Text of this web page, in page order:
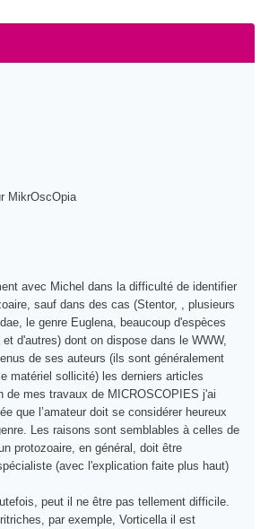
MikrOscOpia
avec Michel dans la difficulté de identifier
sauf dans des cas (Stentor, , plusieurs
le genre Euglena, beaucoup d'espèces
d'autres) dont on dispose dans le WWW,
de ses auteurs (ils sont généralement
matériel sollicité) les derniers articles
de mes travaux de MICROSCOPIES j'ai
que l’amateur doit se considérer heureux
Les raisons sont semblables à celles de
protozoaire, en général, doit être
(avec l'explication faite plus haut)
peut il ne être pas tellement difficile.
par exemple, Vorticella il est